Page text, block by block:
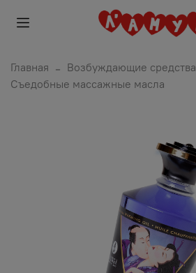
Главная
Возбуждающие средства
Съедобные массажные масла